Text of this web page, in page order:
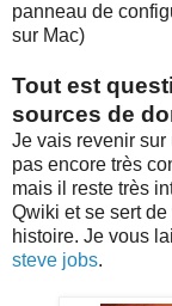
panneau de
sur Mac)
Tout est
sources de
Je vais revenir sur
pas encore très
mais il reste très
Qwiki et se sert
histoire. Je vous
steve jobs.